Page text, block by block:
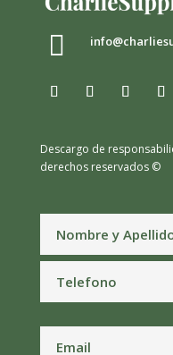

Descargo de
derechos reservados ©